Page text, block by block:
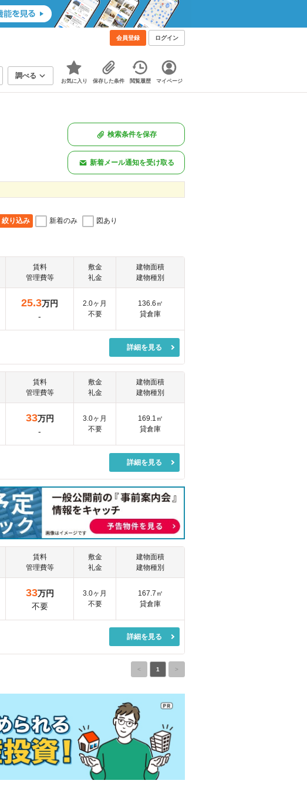
会員登録 ログイン
調べる
お気に入り 保存した条件 閲覧履歴 マイページ
検索条件を保存
新着メール通知を受け取る
絞り込み 新着のみ 図あり
賃料
管理費等
敷金
礼金
建物面積
建物種別
25.3万円
-
2.0ヶ月
不要
136.6㎡
貸倉庫
詳細を見る
賃料
管理費等
敷金
礼金
建物面積
建物種別
33万円
-
3.0ヶ月
不要
169.1㎡
貸倉庫
詳細を見る
賃料
管理費等
敷金
礼金
建物面積
建物種別
33万円
不要
3.0ヶ月
不要
167.7㎡
貸倉庫
詳細を見る
< 1 >